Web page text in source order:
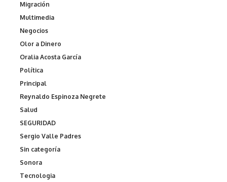
Migración
Multimedia
Negocios
Olor a Dinero
Oralia Acosta García
Política
Principal
Reynaldo Espinoza Negrete
Salud
SEGURIDAD
Sergio Valle Padres
Sin categoría
Sonora
Tecnologia